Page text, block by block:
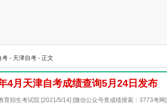
考 - 天津自考 - 正文
4月天津自考成绩查询5月24日发布
育招生考试院 [2021/5/14] [微信公众号查成绩搜索：3773考网]